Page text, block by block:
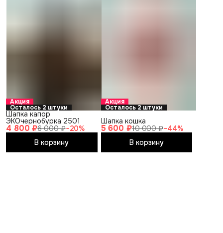
Акция
Осталось 2 штуки
4 800 ₽6 000 ₽−20%
Шапка капор
ЭКОчернобурка 2501
В корзину
Акция
Осталось 2 штуки
5 600 ₽10 000 ₽−44%
Шапка кошка
В корзину